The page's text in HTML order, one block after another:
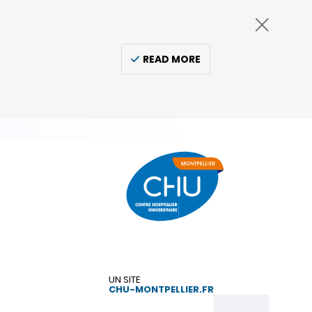
READ MORE
UN SITE
CHU-MONTPELLIER.FR